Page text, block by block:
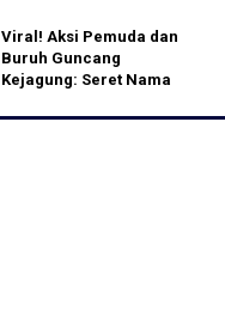
Viral! Aksi Pemuda dan
Buruh Guncang
Kejagung: Seret Nama